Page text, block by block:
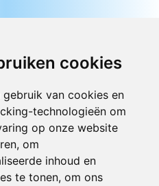
cookies
gebruik van cookies en
technologieën om
op onze website
om
inhoud en
te tonen, om ons